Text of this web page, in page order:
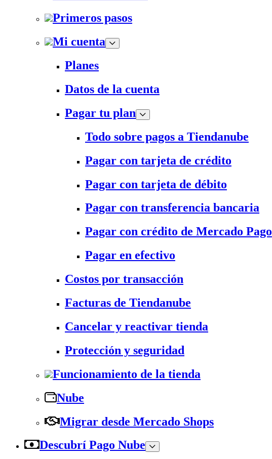
Primeros pasos
Mi cuenta
Planes
Datos de la cuenta
Pagar tu plan
Todo sobre pagos a Tiendanube
Pagar con tarjeta de crédito
Pagar con tarjeta de débito
Pagar con transferencia bancaria
Pagar con crédito de Mercado Pago
Pagar en efectivo
Costos por transacción
Facturas de Tiendanube
Cancelar y reactivar tienda
Protección y seguridad
Funcionamiento de la tienda
Nube
Migrar desde Mercado Shops
Descubrí Pago Nube